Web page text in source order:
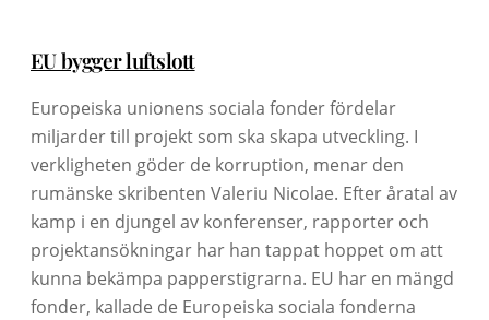
EU bygger luftslott
Europeiska unionens sociala fonder fördelar
miljarder till projekt som ska skapa utveckling. I
verkligheten göder de korruption, menar den
rumänske skribenten Valeriu Nicolae. Efter åratal av
kamp i en djungel av konferenser, rapporter och
projektansökningar har han tappat hoppet om att
kunna bekämpa papperstigrarna. EU har en mängd
fonder, kallade de Europeiska sociala fonderna